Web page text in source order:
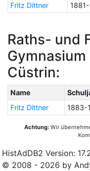
Fritz Dittner
Raths- und
Cüstrin:
Name
Fritz Dittner
1883-
Achtung: Wir
HistAdDB2 Version:
© 2008 - 2026 by